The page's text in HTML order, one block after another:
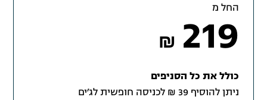
החל מ
₪ 219
כולל את כל הסניפים
ניתן להוסיף 39 ₪ לכניסה חופשית לג׳ים